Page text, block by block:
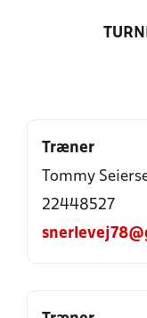
Træner
Tommy
22448527